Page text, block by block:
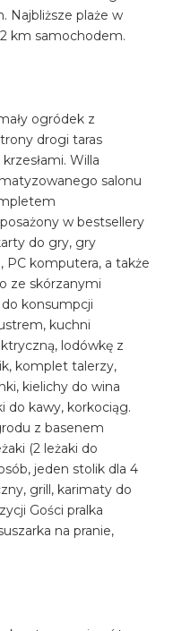
Najbliższe plaże w
km samochodem.
ogródek z
drogi taras
Willa
salonu
w bestsellery
do gry, gry
komputera, a także
ze skórzanymi
konsumpcji
kuchni
lodówkę z
komplet talerzy,
kielichy do wina
do kawy, korkociąg.
z basenem
(2 leżaki do
jeden stolik dla 4
grill, karimaty do
Gości pralka
na pranie,